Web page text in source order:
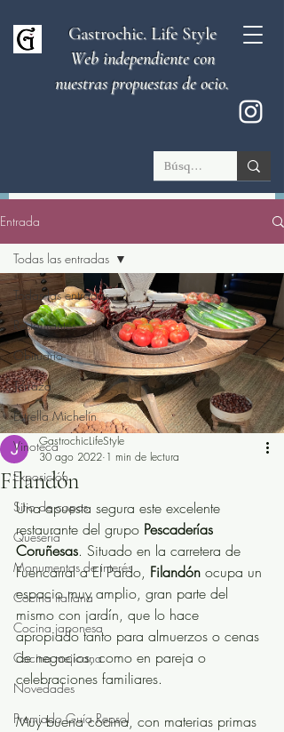
Gastrochic. Life Style
Web independiente con
nuestras propuestas de ocio.
Entrada
Todas las entradas
Restaurantes
Obituario
Terraza
Estrella Michelín
Vinoteca
Exposición
Sitio de copas
Quesería
Monumentos de interés
Cocina italiana
Cocina japonesa
Cocina mejicana
Novedades
Premiado Guía Repsol
Todas las entradas
Filandón
GastrochicLifeStyle
30 ago 2022 1 min de lectura
Una apuesta segura este excelente
restaurante del grupo Pescaderías
Coruñesas. Situado en la carretera de
Fuencarral a El Pardo, Filandón ocupa un
espacio muy amplio, gran parte del
mismo con jardín, que lo hace
apropiado tanto para almuerzos o cenas
de negocios, como en pareja o
celebraciones familiares.
Muy buena cocina, con materias primas